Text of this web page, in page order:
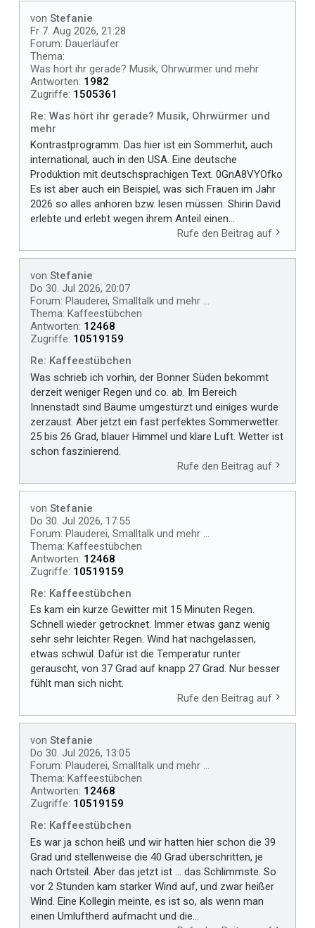
von Stefanie
Fr 7. Aug 2026, 21:28
Forum: Dauerläufer
Thema:
Was hört ihr gerade? Musik, Ohrwürmer und mehr
Antworten: 1982
Zugriffe: 1505361
Re: Was hört ihr gerade? Musik, Ohrwürmer und
mehr
Kontrastprogramm. Das hier ist ein Sommerhit, auch
international, auch in den USA. Eine deutsche
Produktion mit deutschsprachigen Text. 0GnA8VYOfko
Es ist aber auch ein Beispiel, was sich Frauen im Jahr
2026 so alles anhören bzw. lesen müssen. Shirin David
erlebte und erlebt wegen ihrem Anteil einen...
Rufe den Beitrag auf
von Stefanie
Do 30. Jul 2026, 20:07
Forum: Plauderei, Smalltalk und mehr ...
Thema: Kaffeestübchen
Antworten: 12468
Zugriffe: 10519159
Re: Kaffeestübchen
Was schrieb ich vorhin, der Bonner Süden bekommt
derzeit weniger Regen und co. ab. Im Bereich
Innenstadt sind Bäume umgestürzt und einiges wurde
zerzaust. Aber jetzt ein fast perfektes Sommerwetter.
25 bis 26 Grad, blauer Himmel und klare Luft. Wetter ist
schon faszinierend.
Rufe den Beitrag auf
von Stefanie
Do 30. Jul 2026, 17:55
Forum: Plauderei, Smalltalk und mehr ...
Thema: Kaffeestübchen
Antworten: 12468
Zugriffe: 10519159
Re: Kaffeestübchen
Es kam ein kurze Gewitter mit 15 Minuten Regen.
Schnell wieder getrocknet. Immer etwas ganz wenig
sehr sehr leichter Regen. Wind hat nachgelassen,
etwas schwül. Dafür ist die Temperatur runter
gerauscht, von 37 Grad auf knapp 27 Grad. Nur besser
fühlt man sich nicht.
Rufe den Beitrag auf
von Stefanie
Do 30. Jul 2026, 13:05
Forum: Plauderei, Smalltalk und mehr ...
Thema: Kaffeestübchen
Antworten: 12468
Zugriffe: 10519159
Re: Kaffeestübchen
Es war ja schon heiß und wir hatten hier schon die 39
Grad und stellenweise die 40 Grad überschritten, je
nach Ortsteil. Aber das jetzt ist ... das Schlimmste. So
vor 2 Stunden kam starker Wind auf, und zwar heißer
Wind. Eine Kollegin meinte, es ist so, als wenn man
einen Umluftherd aufmacht und die...